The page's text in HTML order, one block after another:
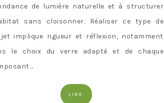
de lumière naturelle et à structurer
sans cloisonner. Réaliser ce type de
implique rigueur et réflexion, notamment
le choix du verre adapté et de chaque
LIRE